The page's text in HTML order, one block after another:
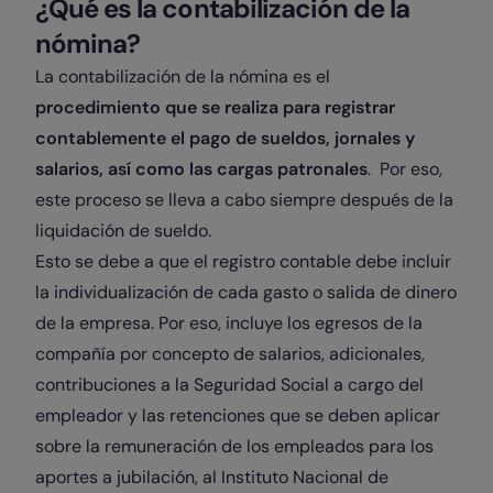
¿Qué es la contabilización de la
nómina?
La contabilización de la nómina es el
procedimiento que se realiza para registrar
contablemente el pago de sueldos, jornales y
salarios, así como las cargas patronales. Por eso,
este proceso se lleva a cabo siempre después de la
liquidación de sueldo.
Esto se debe a que el registro contable debe incluir
la individualización de cada gasto o salida de dinero
de la empresa. Por eso, incluye los egresos de la
compañía por concepto de salarios, adicionales,
contribuciones a la Seguridad Social a cargo del
empleador y las retenciones que se deben aplicar
sobre la remuneración de los empleados para los
aportes a jubilación, al Instituto Nacional de